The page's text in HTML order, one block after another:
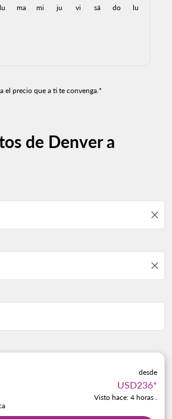
lu ma mi ju vi sá do lu
el precio que a ti te convenga.*
de Denver a
close
close
desde
USD236*
Visto hace: 4 horas .